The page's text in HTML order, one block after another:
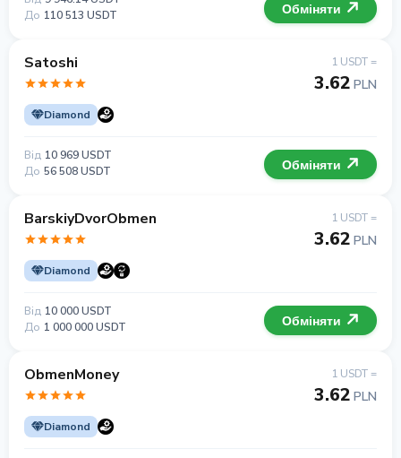
До 110 513 USDT Обміняти
Satoshi
Diamond
1 USDT =
3.62 PLN
Від 10 969 USDT
До 56 508 USDT Обміняти
BarskiyDvorObmen
Diamond
1 USDT =
3.62 PLN
Від 10 000 USDT
До 1 000 000 USDT Обміняти
ObmenMoney
Diamond
1 USDT =
3.62 PLN